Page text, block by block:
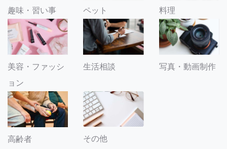
趣味・習い事 ペット 料理
美容・ファッシ
ョン
生活相談 写真・動画制作
高齢者 その他